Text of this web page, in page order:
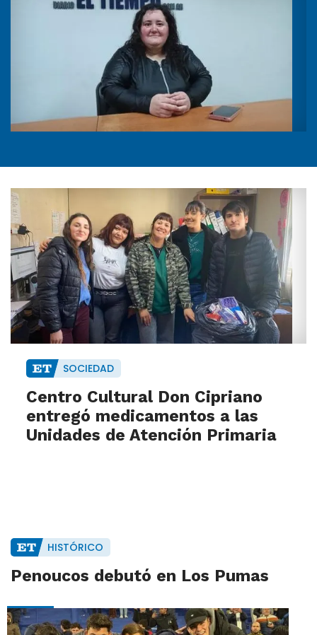
SOCIEDAD
Centro Cultural Don Cipriano
entregó medicamentos a las
Unidades de Atención Primaria
HISTÓRICO
Penoucos debutó en Los Pumas